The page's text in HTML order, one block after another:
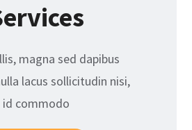
magna sed dapibus
lacus sollicitudin nisi,
id commodo